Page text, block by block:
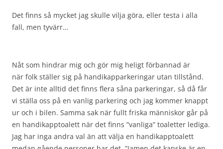
Det finns så mycket jag skulle vilja göra, eller testa i alla
fall, men tyvärr…
Nåt som hindrar mig och gör mig heligt förbannad är
när folk ställer sig på handikapparkeringar utan tillstånd.
Det är inte alltid det finns flera såna parkeringar, så då får
vi ställa oss på en vanlig parkering och jag kommer knappt
ur och i bilen. Samma sak när fullt friska människor går på
en handikapptoalett när det finns ”vanliga” toaletter lediga.
Jag har inga andra val än att välja en handikapptoalett